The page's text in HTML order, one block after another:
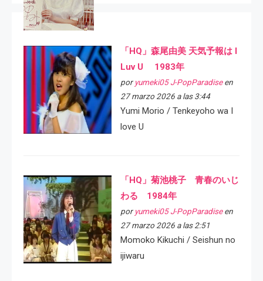
「HQ」森尾由美 天気予報は I
Luv U 1983年
por yumeki05 J-PopParadiseen
27 marzo 2026 a las 3:44
Yumi Morio / Tenkeyoho wa I
love U
「HQ」菊池桃子 青春のいじ
わる 1984年
por yumeki05 J-PopParadiseen
27 marzo 2026 a las 2:51
Momoko Kikuchi / Seishun no
ijiwaru